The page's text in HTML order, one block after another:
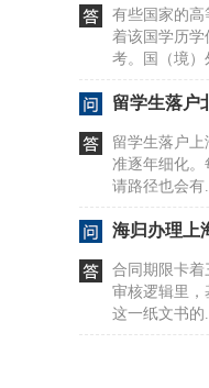
有些国家的高
着该国学历学
考。国（境）
留学生落户
留学生落户
准逐年细化。
请路径也会有
海归办理上
合同期限卡着
审核逻辑里，
这一纸文书的